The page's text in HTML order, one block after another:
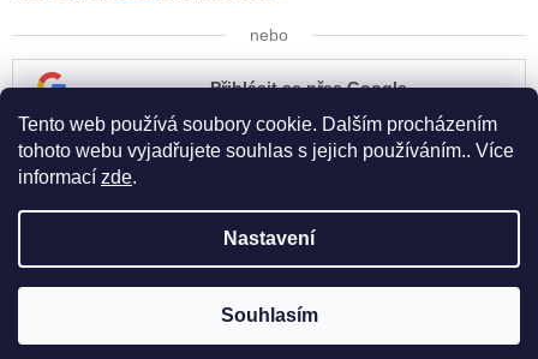
Tento web používá soubory cookie. Dalším procházením
tohoto webu vyjadřujete souhlas s jejich používáním.. Více
informací zde.
Nastavení
Souhlasím
nebo
Přihlásit se přes Google
Přihlásit se přes Seznam
Vytvořil Shoptet
Kapona s.r.o.. Všechna práva vyhrazena.